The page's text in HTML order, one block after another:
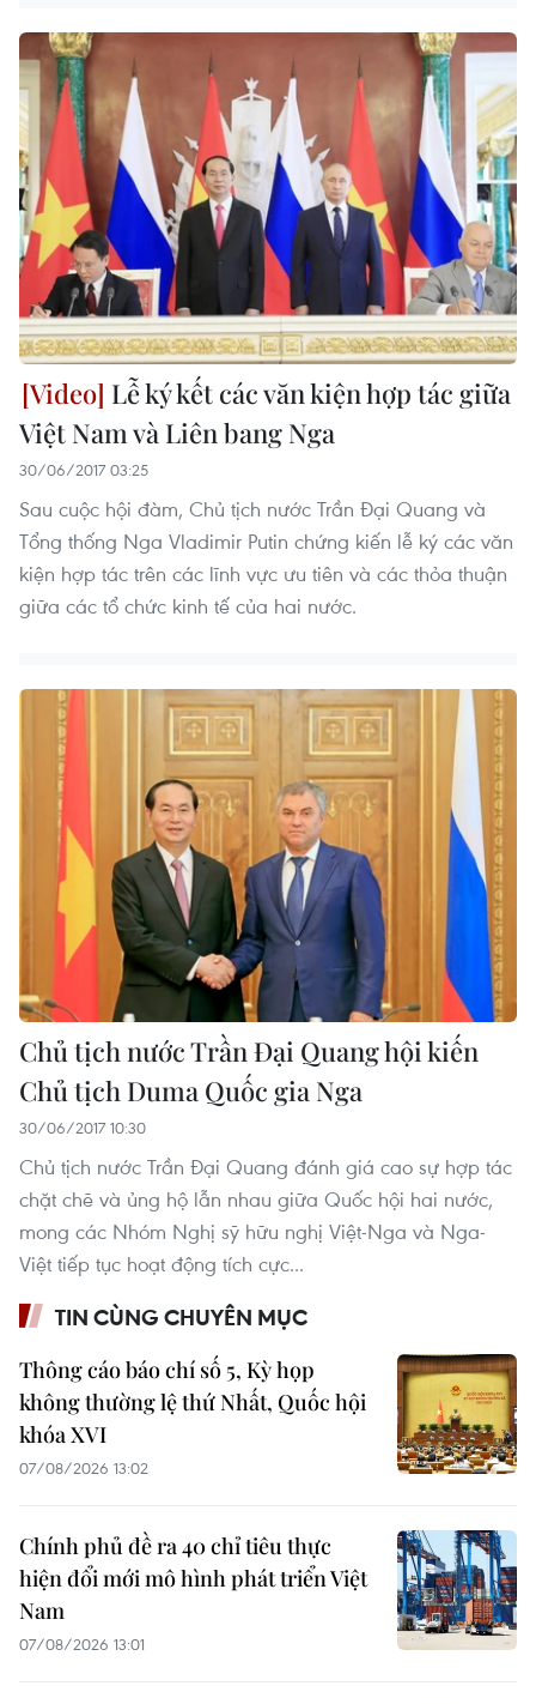
Lễ ký kết các văn kiện hợp tác giữa
Việt Nam và Liên bang Nga
30/06/2017 03:25
Sau cuộc hội đàm, Chủ tịch nước Trần Đại Quang và
Tổng thống Nga Vladimir Putin chứng kiến lễ ký các văn
kiện hợp tác trên các lĩnh vực ưu tiên và các thỏa thuận
giữa các tổ chức kinh tế của hai nước.
Chủ tịch nước Trần Đại Quang hội kiến
Chủ tịch Duma Quốc gia Nga
30/06/2017 10:30
Chủ tịch nước Trần Đại Quang đánh giá cao sự hợp tác
chặt chẽ và ủng hộ lẫn nhau giữa Quốc hội hai nước,
mong các Nhóm Nghị sỹ hữu nghị Việt-Nga và Nga-
Việt tiếp tục hoạt động tích cực...
TIN CÙNG CHUYÊN MỤC
Thông cáo báo chí số 5, Kỳ họp
không thường lệ thứ Nhất, Quốc hội
khóa XVI
07/08/2026 13:02
Chính phủ đề ra 40 chỉ tiêu thực
hiện đổi mới mô hình phát triển Việt
Nam
07/08/2026 13:01